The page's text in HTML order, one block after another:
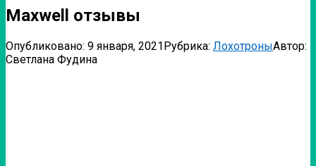
Maxwell отзывы
Опубликовано: 9 января, 2021Рубрика: ЛохотроныАвтор:
Светлана Фудина